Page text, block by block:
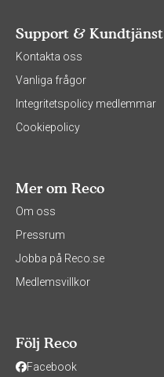
Support & Kundtjänst
Kontakta oss
Vanliga frågor
Integritetspolicy medlemmar
Cookiepolicy
Mer om Reco
Om oss
Pressrum
Jobba på Reco.se
Medlemsvillkor
Följ Reco
Facebook